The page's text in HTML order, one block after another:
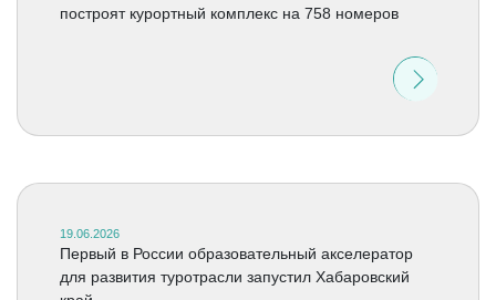
построят курортный комплекс на 758 номеров
19.06.2026
Первый в России образовательный акселератор
для развития туротрасли запустил Хабаровский